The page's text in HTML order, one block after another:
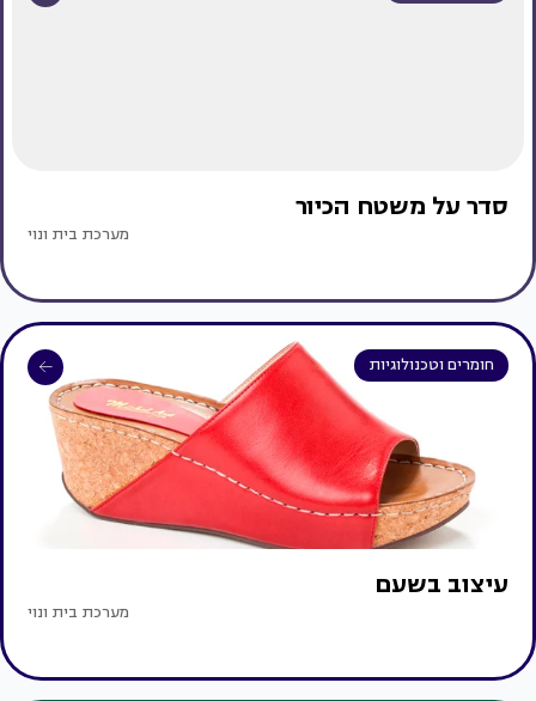
סדר על משטח הכיור
מערכת בית ונוי
חומרים וטכנולוגיות
עיצוב בשעם
מערכת בית ונוי